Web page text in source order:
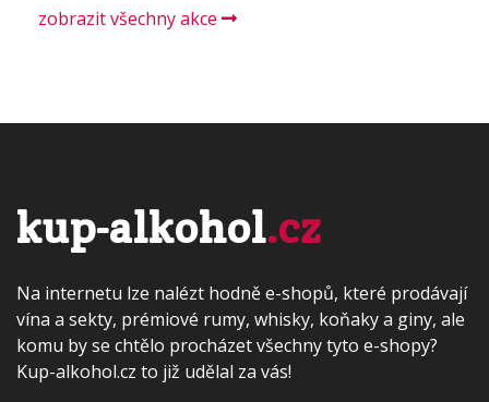
zobrazit všechny akce
kup-alkohol.cz
Na internetu lze nalézt hodně e-shopů, které prodávají
vína a sekty, prémiové rumy, whisky, koňaky a giny, ale
komu by se chtělo procházet všechny tyto e-shopy?
Kup-alkohol.cz to již udělal za vás!